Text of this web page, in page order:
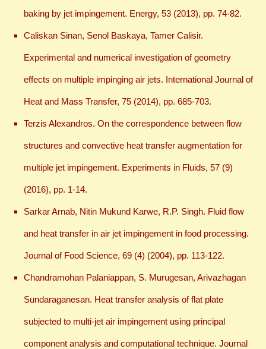
baking by jet impingement. Energy, 53 (2013), pp. 74-82.
Caliskan Sinan, Senol Baskaya, Tamer Calisir.
Experimental and numerical investigation of geometry
effects on multiple impinging air jets. International Journal of
Heat and Mass Transfer, 75 (2014), pp. 685-703.
Terzis Alexandros. On the correspondence between flow
structures and convective heat transfer augmentation for
multiple jet impingement. Experiments in Fluids, 57 (9)
(2016), pp. 1-14.
Sarkar Arnab, Nitin Mukund Karwe, R.P. Singh. Fluid flow
and heat transfer in air jet impingement in food processing.
Journal of Food Science, 69 (4) (2004), pp. 113-122.
Chandramohan Palaniappan, S. Murugesan, Arivazhagan
Sundaraganesan. Heat transfer analysis of flat plate
subjected to multi-jet air impingement using principal
component analysis and computational technique. Journal